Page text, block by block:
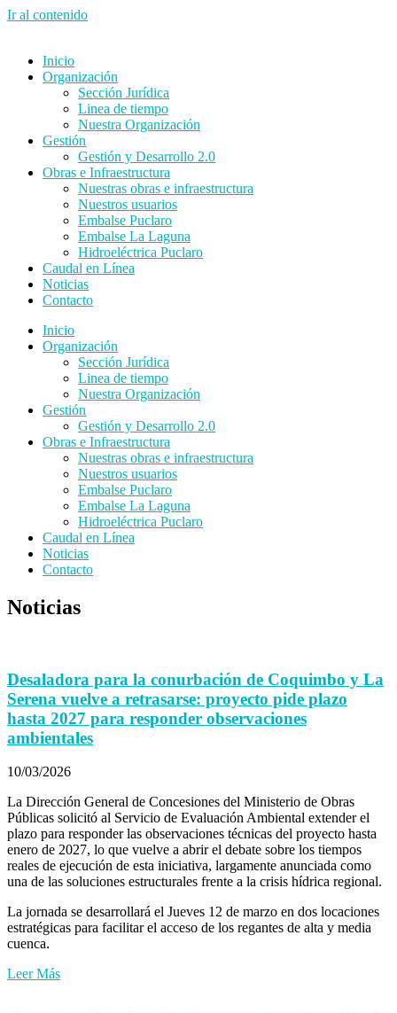
Ir al contenido
Inicio
Organización
Sección Jurídica
Linea de tiempo
Nuestra Organización
Gestión
Gestión y Desarrollo 2.0
Obras e Infraestructura
Nuestras obras e infraestructura
Nuestros usuarios
Embalse Puclaro
Embalse La Laguna
Hidroeléctrica Puclaro
Caudal en Línea
Noticias
Contacto
Inicio
Organización
Sección Jurídica
Linea de tiempo
Nuestra Organización
Gestión
Gestión y Desarrollo 2.0
Obras e Infraestructura
Nuestras obras e infraestructura
Nuestros usuarios
Embalse Puclaro
Embalse La Laguna
Hidroeléctrica Puclaro
Caudal en Línea
Noticias
Contacto
Noticias
Desaladora para la conurbación de Coquimbo y La
Serena vuelve a retrasarse: proyecto pide plazo
hasta 2027 para responder observaciones
ambientales
10/03/2026
La Dirección General de Concesiones del Ministerio de Obras
Públicas solicitó al Servicio de Evaluación Ambiental extender el
plazo para responder las observaciones técnicas del proyecto hasta
enero de 2027, lo que vuelve a abrir el debate sobre los tiempos
reales de ejecución de esta iniciativa, largamente anunciada como
una de las soluciones estructurales frente a la crisis hídrica regional.
La jornada se desarrollará el Jueves 12 de marzo en dos locaciones
estratégicas para facilitar el acceso de los regantes de alta y media
cuenca.
Leer Más